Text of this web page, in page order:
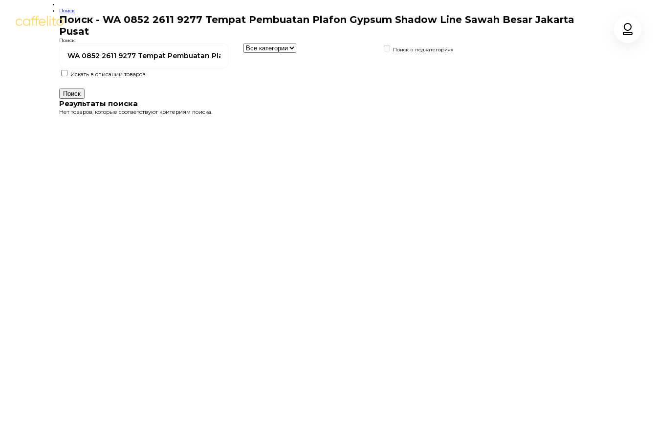
Поиск
Поиск - WA 0852 2611 9277 Tempat Pembuatan Plafon Gypsum Shadow Line Sawah Besar Jakarta
Pusat
Поиск:
Поиск в подкатегориях
Искать в описании товаров
Результаты поиска
Нет товаров, которые соответствуют критериям поиска.